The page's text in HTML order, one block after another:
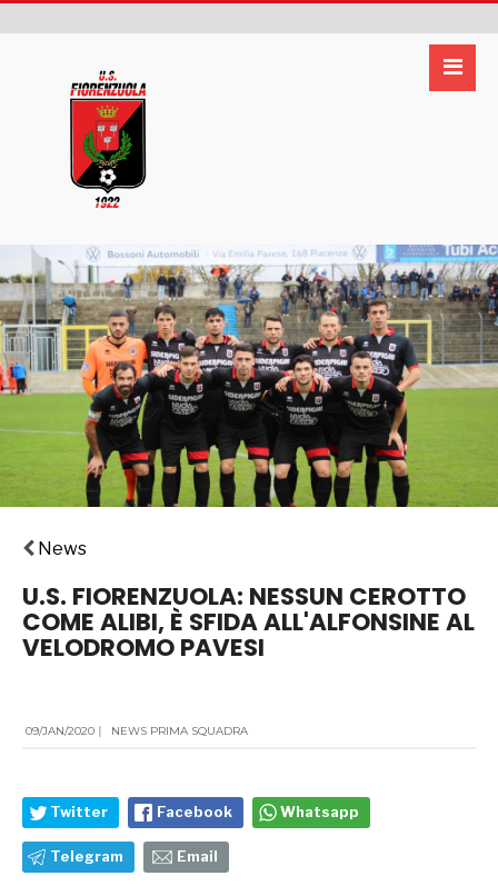
News
U.S. FIORENZUOLA: NESSUN CEROTTO
COME ALIBI, È SFIDA ALL'ALFONSINE AL
VELODROMO PAVESI
09/JAN/2020 NEWS PRIMA SQUADRA
Twitter Facebook Whatsapp
Telegram Email